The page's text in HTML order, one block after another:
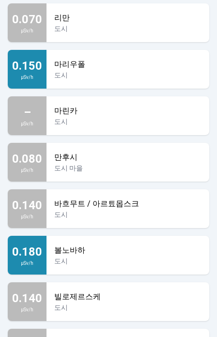
0.070
µSv/h
리만
도시
0.150
µSv/h
마리우폴
도시
–
µSv/h
마린카
도시
0.080
µSv/h
만후시
도시 마을
0.140
µSv/h
바흐무트 / 아르툐몹스크
도시
0.180
µSv/h
볼노바하
도시
0.140
µSv/h
빌로제르스케
도시